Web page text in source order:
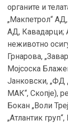
органите и
„Макпетрол“
АД, Кавадарци;
неживотно
Грнарова,
Мојсоска
Јанковски, „ФД
МАК“, Скопје),
Бокан „Воли
„Атлантик